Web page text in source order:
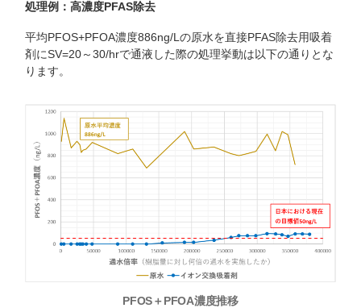
処理例：高濃度 PFAS除去
平均PFOS+PFOA濃度886ng/Lの原水を直接PFAS除去用吸着
剤にSV=20～30/hrで通液した際の処理挙動は以下の通りとな
ります。
PFOS＋PFOA濃度推移